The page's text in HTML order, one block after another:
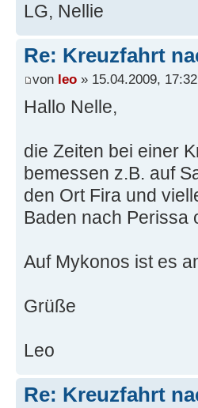
LG, Nellie
Re: Kreuzfahrt
von leo » 15.04.2009, 17:32
Hallo Nelle,
die Zeiten bei einer
bemessen z.B. auf
den Ort Fira und
Baden nach Perissa
Auf Mykonos ist es
Grüße
Leo
Re: Kreuzfahrt